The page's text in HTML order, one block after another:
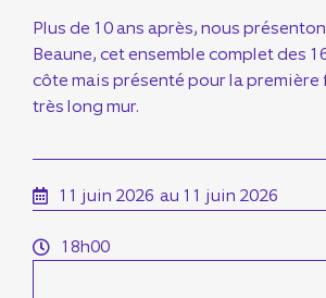
Plus de 10 ans après, nous
Beaune, cet ensemble complet des
côte mais présenté pour la première
très long mur.
11 juin 2026 au 11 juin 2026
18h00